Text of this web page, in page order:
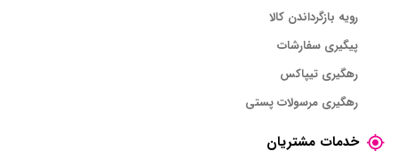
رویه بازگرداندن کالا
پیگیری سفارشات
رهگیری تیپاکس
رهگیری مرسولات پستی
خدمات مشتریان